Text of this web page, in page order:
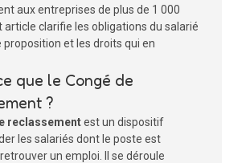
aux entreprises de plus de 1 000
article clarifie les obligations du salarié
et les droits qui en
que le Congé de
?
reclassementest un dispositif
les salariés dont le poste est
un emploi. Il se déroule